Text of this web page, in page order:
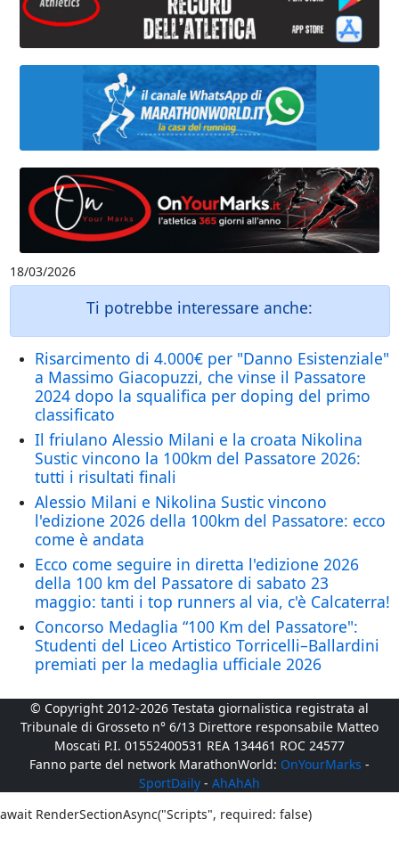
18/03/2026
Ti potrebbe interessare anche:
Risarcimento di 4.000€ per "Danno Esistenziale"
a Massimo Giacopuzzi, che vinse il Passatore
2024 dopo la squalifica per doping del primo
classificato
Il friulano Alessio Milani e la croata Nikolina
Sustic vincono la 100km del Passatore 2026:
tutti i risultati finali
Alessio Milani e Nikolina Sustic vincono
l'edizione 2026 della 100km del Passatore: ecco
come è andata
Ecco come seguire in diretta l'edizione 2026
della 100 km del Passatore di sabato 23
maggio: tanti i top runners al via, c'è Calcaterra!
Concorso Medaglia “100 Km del Passatore":
Studenti del Liceo Artistico Torricelli–Ballardini
premiati per la medaglia ufficiale 2026
© Copyright 2012-2026 Testata giornalistica registrata al
Tribunale di Grosseto n° 6/13 Direttore responsabile Matteo
Moscati P.I. 01552400531 REA 134461 ROC 24577
Fanno parte del network MarathonWorld: OnYourMarks -
SportDaily - AhAhAh
await RenderSectionAsync("Scripts", required: false)